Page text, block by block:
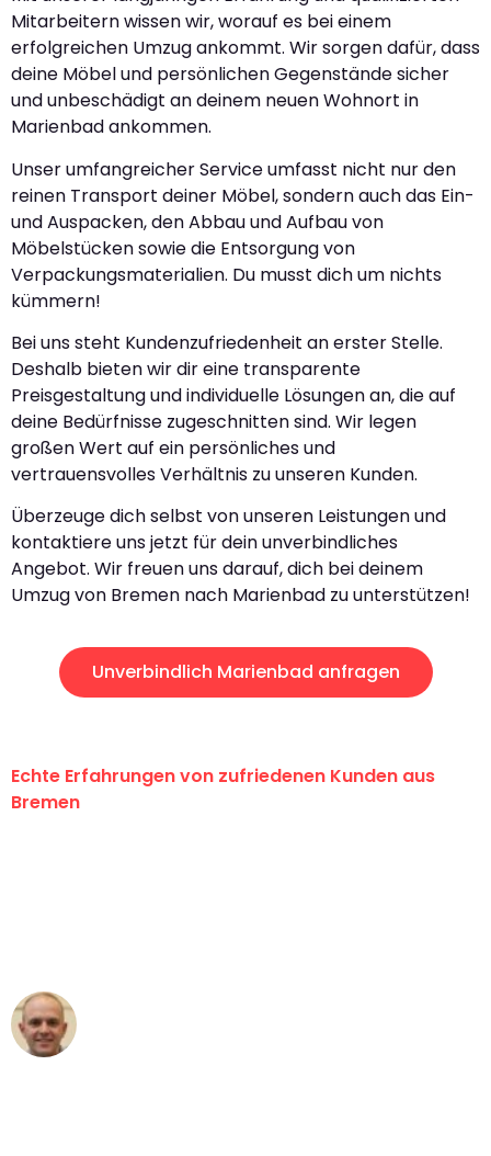
Mitarbeitern wissen wir, worauf es bei einem
erfolgreichen Umzug ankommt. Wir sorgen dafür, dass
deine Möbel und persönlichen Gegenstände sicher
und unbeschädigt an deinem neuen Wohnort in
Marienbad ankommen.
Unser umfangreicher Service umfasst nicht nur den
reinen Transport deiner Möbel, sondern auch das Ein-
und Auspacken, den Abbau und Aufbau von
Möbelstücken sowie die Entsorgung von
Verpackungsmaterialien. Du musst dich um nichts
kümmern!
Bei uns steht Kundenzufriedenheit an erster Stelle.
Deshalb bieten wir dir eine transparente
Preisgestaltung und individuelle Lösungen an, die auf
deine Bedürfnisse zugeschnitten sind. Wir legen
großen Wert auf ein persönliches und
vertrauensvolles Verhältnis zu unseren Kunden.
Überzeuge dich selbst von unseren Leistungen und
kontaktiere uns jetzt für dein unverbindliches
Angebot. Wir freuen uns darauf, dich bei deinem
Umzug von Bremen nach Marienbad zu unterstützen!
Unverbindlich Marienbad anfragen
Echte Erfahrungen von zufriedenen Kunden aus
Bremen